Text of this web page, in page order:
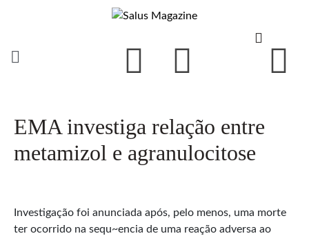
EMA investiga relação entre
metamizol e agranulocitose
Investigação foi anunciada após, pelo menos, uma morte
ter ocorrido na sequ~encia de uma reação adversa ao